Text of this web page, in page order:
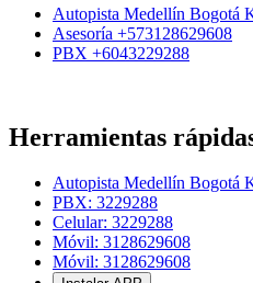
Autopista Medellín Bogotá
Asesoría +573128629608
PBX +6043229288
Herramientas
Autopista Medellín Bogotá
PBX: 3229288
Celular: 3229288
Móvil: 3128629608
Móvil: 3128629608